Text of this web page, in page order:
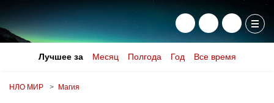
Лучшее за Месяц Полгода Год Все время
НЛО МИР Магия